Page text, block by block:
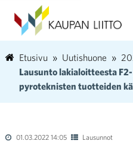
Etusivu Uutishuone
Lausunto lakialoitteesta
pyroteknisten tuotteiden
01.03.2022 14:05 Lausunnot